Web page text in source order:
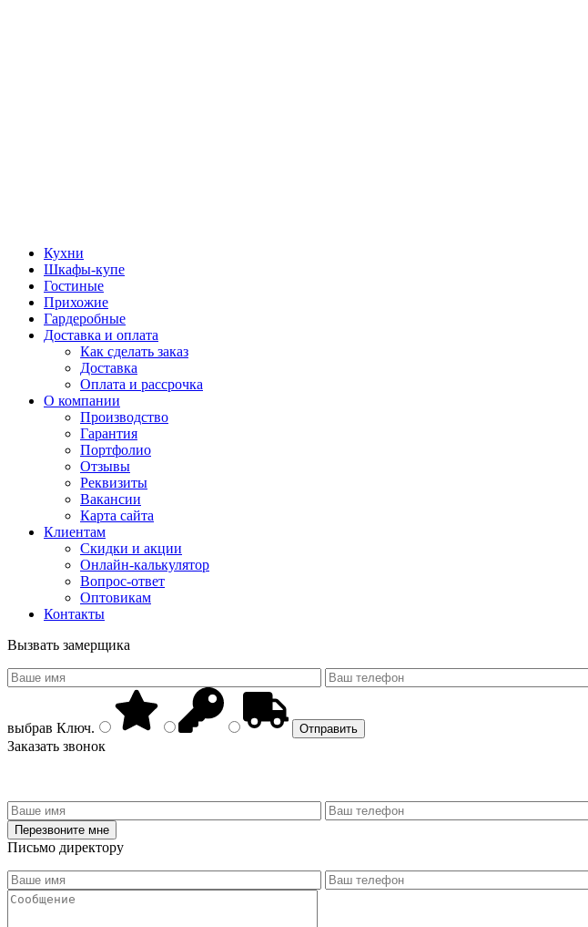
Кухни
Шкафы-купе
Гостиные
Прихожие
Гардеробные
Доставка и оплата
Как сделать заказ
Доставка
Оплата и рассрочка
О компании
Производство
Гарантия
Портфолио
Отзывы
Реквизиты
Вакансии
Карта сайта
Клиентам
Скидки и акции
Онлайн-калькулятор
Вопрос-ответ
Оптовикам
Контакты
Вызвать замерщика
выбрав Ключ.
Заказать звонок
Письмо директору